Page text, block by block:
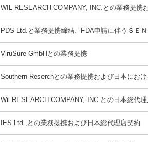
WIL RESEARCH COMPANY, INC.との業務提携
PDS Ltd.と業務提携締結、FDA申請に伴うＳＥ
ViruSure GmbHとの業務提携
Southern Reserchとの業務提携および日本にお
Wil RESEARCH COMPANY, INC.との日本総代
IES Ltd.,との業務提携および日本総代理店契約